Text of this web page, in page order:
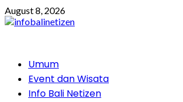
Skip
to
August 8, 2026
PrimaryUmum
Event dan Wisata
Info Bali Netizen